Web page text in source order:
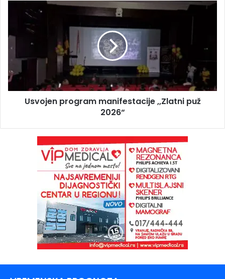
Usvojen program manifestacije ,,Zlatni puž
2026“